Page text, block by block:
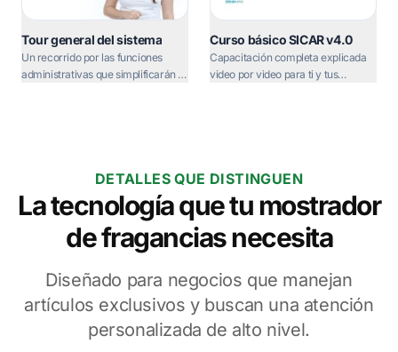
Tour general del sistema
Un recorrido por las funciones
administrativas que simplificarán la
Curso básico SICAR v4.0
Capacitación completa explicada
video por video para ti y tus
DETALLES QUE DISTINGUEN
La tecnología que tu mostrador
de fragancias necesita
Diseñado para negocios que manejan
artículos exclusivos y buscan una atención
personalizada de alto nivel.